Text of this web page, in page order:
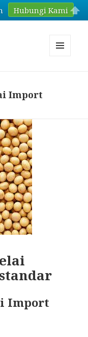
Import
Import
Hubungi Kami